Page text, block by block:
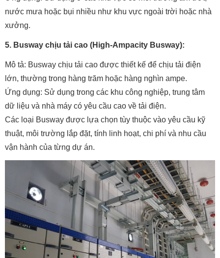
nước mưa hoặc bụi nhiều như khu vực ngoài trời hoặc nhà
xưởng.
5. Busway chịu tải cao (High-Ampacity Busway):
Mô tả: Busway chịu tải cao được thiết kế để chịu tải điện
lớn, thường trong hàng trăm hoặc hàng nghìn ampe.
Ứng dụng: Sử dụng trong các khu công nghiệp, trung tâm
dữ liệu và nhà máy có yêu cầu cao về tải điện.
Các loại Busway được lựa chọn tùy thuộc vào yêu cầu kỹ
thuật, môi trường lắp đặt, tính linh hoạt, chi phí và nhu cầu
vận hành của từng dự án.